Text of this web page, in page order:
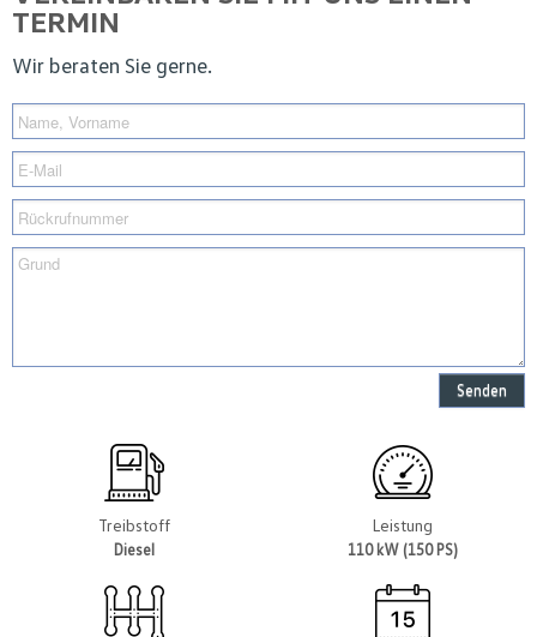
TERMIN
Wir beraten Sie gerne.
Senden
Treibstoff
Diesel
Leistung
110 kW (150 PS)